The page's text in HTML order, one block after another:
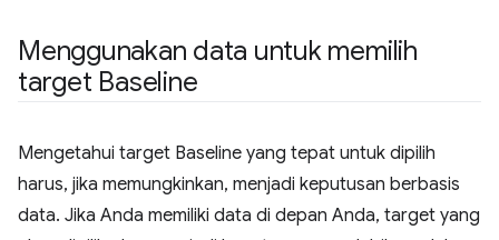
Menggunakan data untuk memilih
target Baseline
Mengetahui target Baseline yang tepat untuk dipilih
harus, jika memungkinkan, menjadi keputusan berbasis
data. Jika Anda memiliki data di depan Anda, target yang